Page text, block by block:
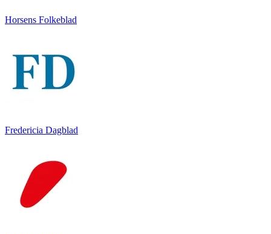
Horsens Folkeblad
Fredericia Dagblad